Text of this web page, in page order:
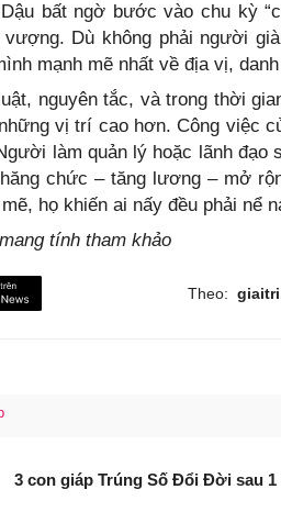
bất ngờ bước vào chu kỳ
Dù không phải người
mạnh mẽ nhất về địa vị,
nguyên tắc, và trong thời
vị trí cao hơn. Công việc
làm quản lý hoặc lãnh
chức – tăng lương – mở
họ khiến ai nấy đều phải nể
tính tham khảo
Theo:
3 con giáp Trúng Số Đổi Đời sau